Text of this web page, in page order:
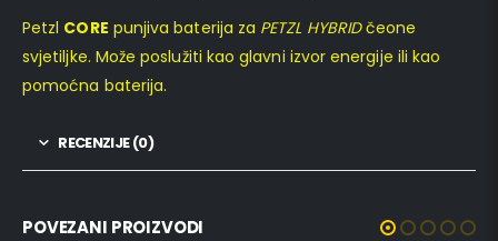
Petzl CORE punjiva baterija za PETZL HYBRIDčeone
svjetiljke. Može poslužiti kao glavni izvor energije ili kao
pomoćna baterija.
RECENZIJE (0)
POVEZANI PROIZVODI